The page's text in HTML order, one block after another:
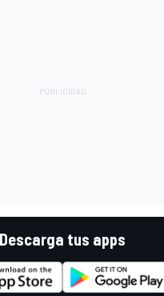
Descarga tus apps